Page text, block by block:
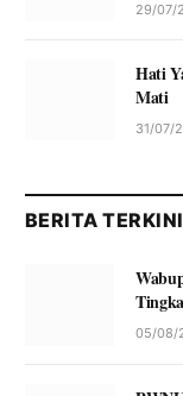
29/07/
Hati
Mati
31/07/
BERITA TERKINI
05/08/